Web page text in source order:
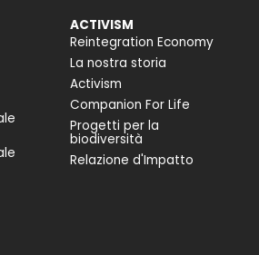
ACTIVISM
Reintegration Economy
La nostra storia
Activism
Companion For Life
Progetti per la
biodiversità
Relazione d'Impatto